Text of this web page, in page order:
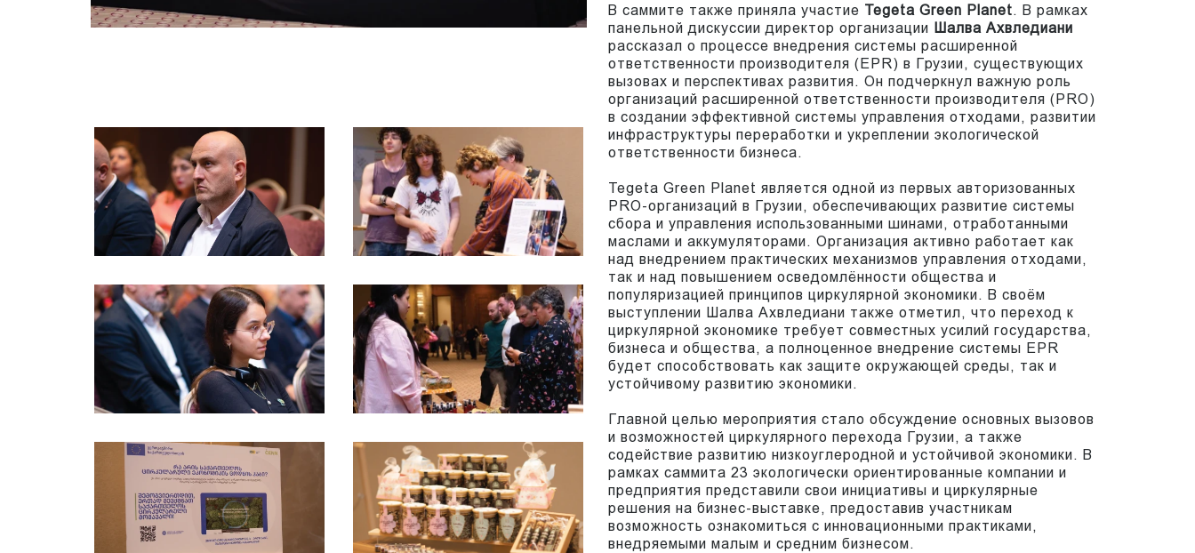
В саммите также приняла участие Tegeta Green Planet. В рамках
панельной дискуссии директор организации Шалва Ахвледиани
рассказал о процессе внедрения системы расширенной
ответственности производителя (EPR) в Грузии, существующих
вызовах и перспективах развития. Он подчеркнул важную роль
организаций расширенной ответственности производителя (PRO)
в создании эффективной системы управления отходами, развитии
инфраструктуры переработки и укреплении экологической
ответственности бизнеса.
Tegeta Green Planet является одной из первых авторизованных
PRO-организаций в Грузии, обеспечивающих развитие системы
сбора и управления использованными шинами, отработанными
маслами и аккумуляторами. Организация активно работает как
над внедрением практических механизмов управления отходами,
так и над повышением осведомлённости общества и
популяризацией принципов циркулярной экономики. В своём
выступлении Шалва Ахвледиани также отметил, что переход к
циркулярной экономике требует совместных усилий государства,
бизнеса и общества, а полноценное внедрение системы EPR
будет способствовать как защите окружающей среды, так и
устойчивому развитию экономики.
Главной целью мероприятия стало обсуждение основных вызовов
и возможностей циркулярного перехода Грузии, а также
содействие развитию низкоуглеродной и устойчивой экономики. В
рамках саммита 23 экологически ориентированные компании и
предприятия представили свои инициативы и циркулярные
решения на бизнес-выставке, предоставив участникам
возможность ознакомиться с инновационными практиками,
внедряемыми малым и средним бизнесом.